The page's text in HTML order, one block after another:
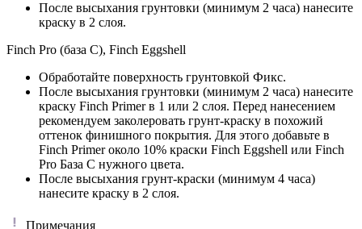
После высыхания грунтовки (минимум 2 часа) нанесите
краску в 2 слоя.
Finch Pro (база C), Finch Eggshell
Обработайте поверхность грунтовкой Фикс.
После высыхания грунтовки (минимум 2 часа) нанесите
краску Finch Primer в 1 или 2 слоя. Перед нанесением
рекомендуем заколеровать грунт-краску в похожий
оттенок финишного покрытия. Для этого добавьте в
Finch Primer около 10% краски Finch Eggshell или Finch
Pro База C нужного цвета.
После высыхания грунт-краски (минимум 4 часа)
нанесите краску в 2 слоя.
Примечания